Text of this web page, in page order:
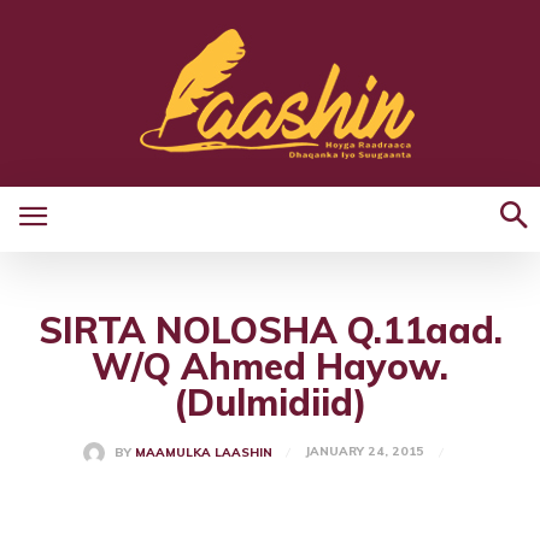
SIRTA NOLOSHA Q.11aad.
W/Q Ahmed Hayow.
(Dulmidiid)
BY MAAMULKA LAASHIN JANUARY 24, 2015